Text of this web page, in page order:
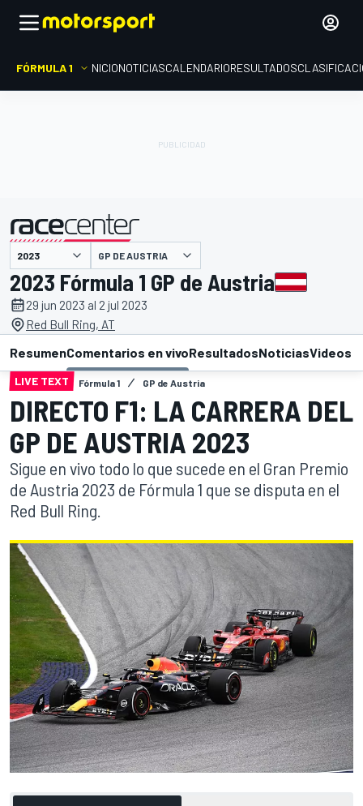
FÓRMULA 1 INICIONOTICIASCALENDARIORESULTADOS
GP DE AUSTRIA
2023 Fórmula 1 GP de Austria
29 jun 2023 al 2 jul 2023
Red Bull Ring, AT
ResumenComentarios en vivoResultadosNoticiasVideos
LIVE TEXT Fórmula 1 GP de Austria
DIRECTO F1: LA CARRERA DEL
GP DE AUSTRIA 2023
Sigue en vivo todo lo que sucede en el Gran Premio
de Austria 2023 de Fórmula 1 que se disputa en el
Red Bull Ring.